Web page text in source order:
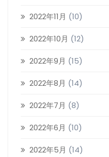
2022年11月 (10)
2022年10月 (12)
2022年9月 (15)
2022年8月 (14)
2022年7月 (8)
2022年6月 (10)
2022年5月 (14)